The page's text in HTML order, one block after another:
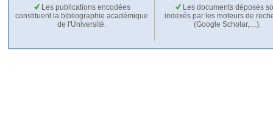
Les publications encodées
constituent la bibliographie académique
de l'Université.
Les documents déposés
indexés par les moteurs de
(Google Scholar,…).